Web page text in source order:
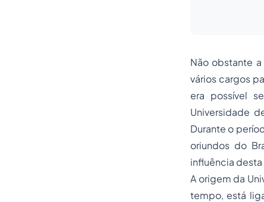
Não obstante
vários cargos
era possível
Universidade
Durante o
oriundos do
influência
A origem da
tempo, está